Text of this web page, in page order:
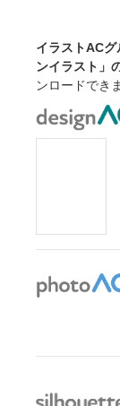
イラストAC
ンイラスト」
ンロードでき